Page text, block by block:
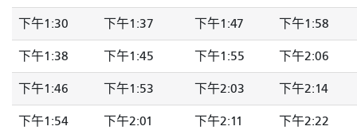
下午1:30 下午1:37 下午1:47 下午1:58
下午1:38 下午1:45 下午1:55 下午2:06
下午1:46 下午1:53 下午2:03 下午2:14
下午1:54 下午2:01 下午2:11 下午2:22